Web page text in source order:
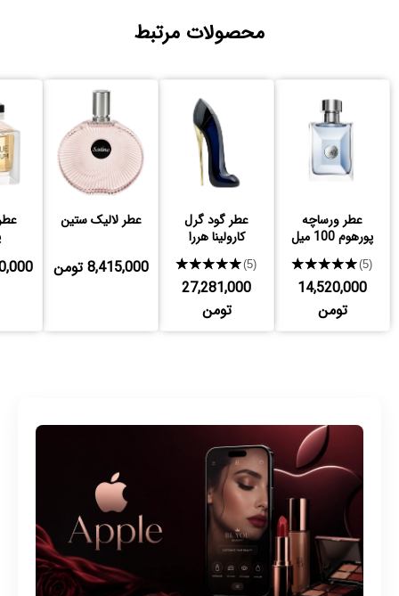
محصولات مرتبط
عطر ورساچه
پورهوم 100 میل
★★★★★(5)
14,520,000
تومن
عطر گود گرل
کارولینا هررا
★★★★★(5)
27,281,000
تومن
عطر لالیک ستین
8,415,000 تومن